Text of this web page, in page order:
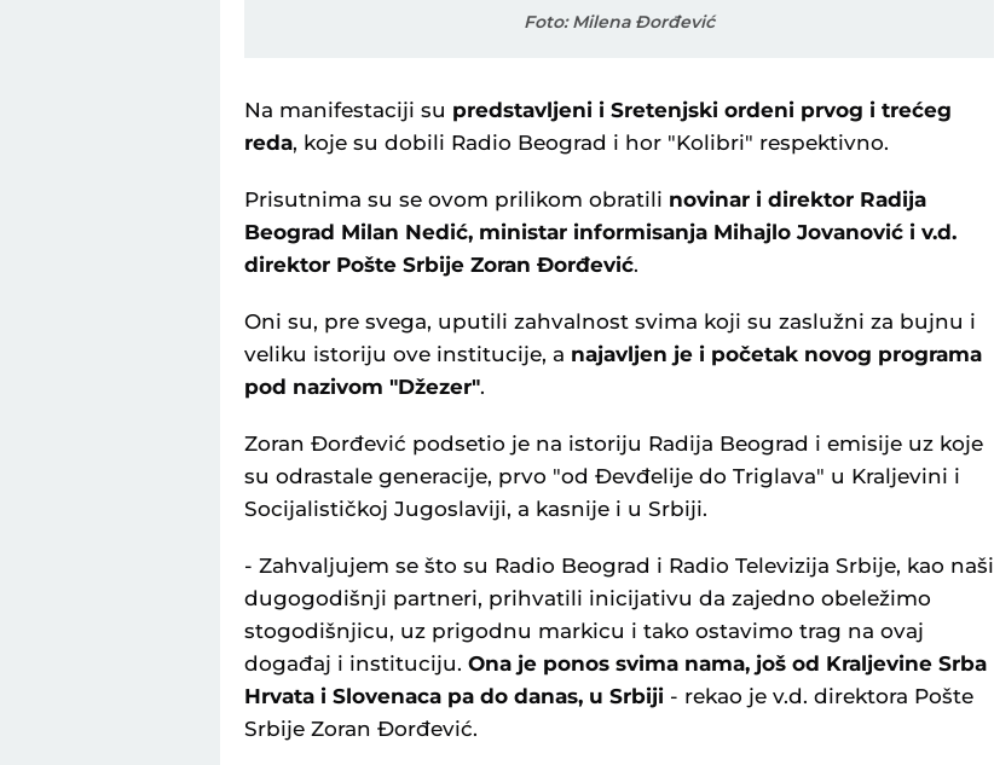
Foto: Milena Đorđević
Na manifestaciji su predstavljeni i Sretenjski ordeni prvog i trećeg
reda, koje su dobili Radio Beograd i hor "Kolibri" respektivno.
Prisutnima su se ovom prilikom obratili novinar i direktor Radija
Beograd Milan Nedić, ministar informisanja Mihajlo Jovanović i v.d.
direktor Pošte Srbije Zoran Đorđević.
Oni su, pre svega, uputili zahvalnost svima koji su zaslužni za bujnu i
veliku istoriju ove institucije, a najavljen je i početak novog programa
pod nazivom "Džezer".
Zoran Đorđević podsetio je na istoriju Radija Beograd i emisije uz koje
su odrastale generacije, prvo "od Đevđelije do Triglava" u Kraljevini i
Socijalističkoj Jugoslaviji, a kasnije i u Srbiji.
- Zahvaljujem se što su Radio Beograd i Radio Televizija Srbije, kao naši
dugogodišnji partneri, prihvatili inicijativu da zajedno obeležimo
stogodišnjicu, uz prigodnu markicu i tako ostavimo trag na ovaj
događaj i instituciju. Ona je ponos svima nama, još od Kraljevine Srba
Hrvata i Slovenaca pa do danas, u Srbiji - rekao je v.d. direktora Pošte
Srbije Zoran Đorđević.
25o C
Priština